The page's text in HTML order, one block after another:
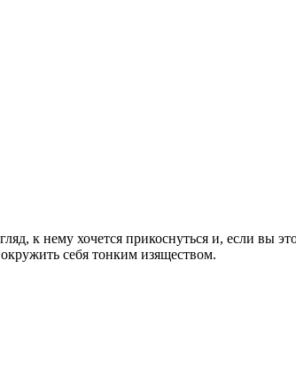
к нему хочется прикоснуться и, если вы
себя тонким изяществом.